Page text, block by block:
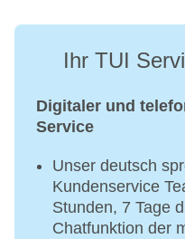
Ihr TUI
Digitaler und
Service
Unser deutsch
Kundenservice
Stunden, 7 Tage
Chatfunktion der